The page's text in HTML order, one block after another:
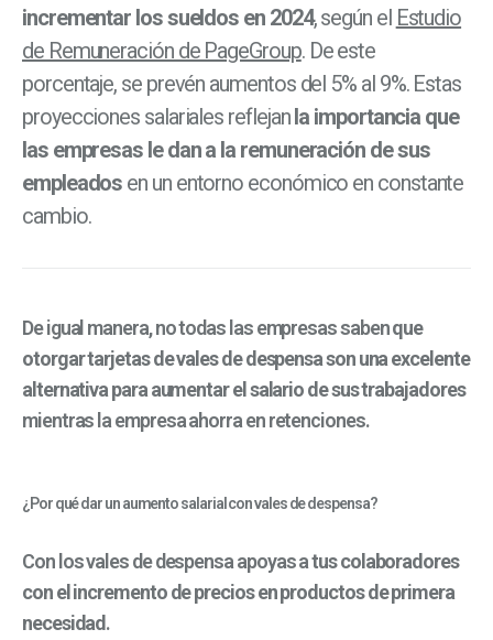
incrementar los sueldos en 2024, según el Estudio
de Remuneración de PageGroup. De este
porcentaje, se prevén aumentos del 5% al 9%. Estas
proyecciones salariales reflejanla importancia que
las empresas le dan a la remuneración de sus
empleados en un entorno económico en constante
cambio.
De igual manera, no todas las empresas sabenque
otorgar tarjetas de vales de despensa son una excelente
alternativa para aumentar el salario de sus trabajadores
mientras la empresa ahorra en retenciones.
¿Por qué dar un aumento salarial con vales de despensa?
Con los vales de despensa apoyas atus colaboradores
con el incremento de precios en productos de primera
necesidad.